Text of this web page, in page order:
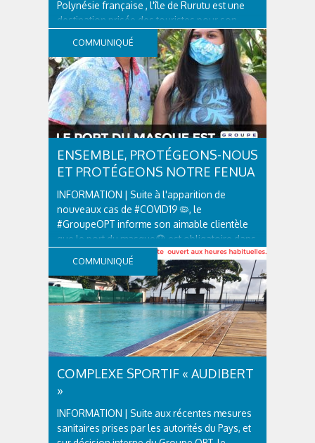
Polynésie française , l'île de Rurutu est une
destination prisée des touristes pour son
cadre naturel exceptionnel et son patrimoine
culturel riche. Entourée de falaises abruptes,
l'île offre des paysages...
COMMUNIQUÉ
ENSEMBLE, PROTÉGEONS-NOUS
ET PROTÉGEONS NOTRE FENUA
INFORMATION | Suite à l'apparition de
nouveaux cas de #COVID19 🦠, le
#GroupeOPT informe son aimable clientèle
que le port du masque😷 est obligatoire dans
tous les bureaux de Poste et boutiques Vini,
tout en respectant la distanciation sociale et
les gestes...
COMMUNIQUÉ
COMPLEXE SPORTIF « AUDIBERT
»
INFORMATION | Suite aux récentes mesures
sanitaires prises par les autorités du Pays, et